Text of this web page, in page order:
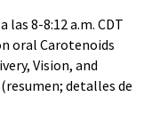
8-8:12 a.m. CDT
oral Carotenoids
Vision, and
detalles de